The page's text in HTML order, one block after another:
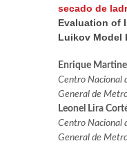
secado de
Evaluation of
Luikov Model
Enrique
Centro Nacional
General de
Leonel Lira
Centro Nacional
General de